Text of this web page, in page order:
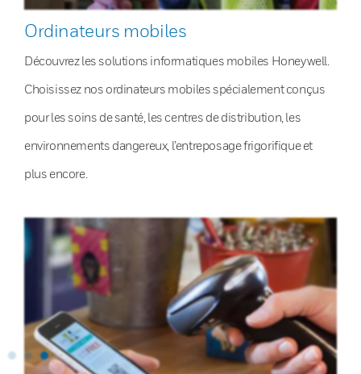
Ordinateurs mobiles
Découvrez les solutions informatiques mobiles Honeywell.
Choisissez nos ordinateurs mobiles spécialement conçus
pour les soins de santé, les centres de distribution, les
environnements dangereux, l’entreposage frigorifique et
plus encore.